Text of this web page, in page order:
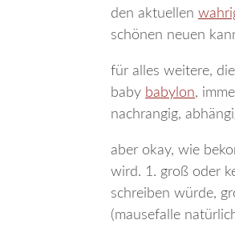
den aktuellen
schönen neuen
für alles weitere,
baby babylon,
nachrangig,
aber okay, wie
wird. 1. groß oder
schreiben würde,
(mausefalle